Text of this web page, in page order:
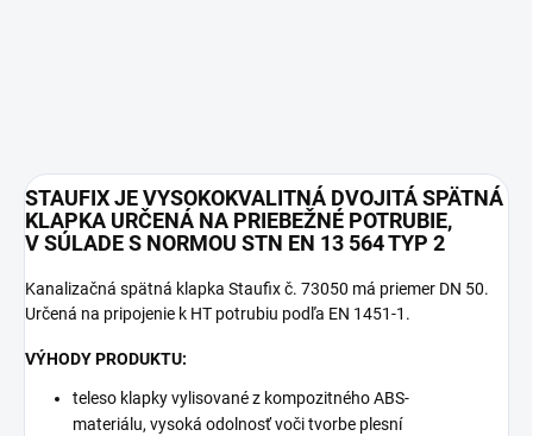
STAUFIX JE VYSOKOKVALITNÁ DVOJITÁ SPÄTNÁ
KLAPKA URČENÁ NA PRIEBEŽNÉ POTRUBIE,
V SÚLADE S NORMOU STN EN 13 564 TYP 2
Kanalizačná spätná klapka Staufix č. 73050 má priemer DN 50.
Určená na pripojenie k HT potrubiu podľa EN 1451-1.
VÝHODY PRODUKTU:
teleso klapky vylisované z kompozitného ABS-
materiálu, vysoká odolnosť voči tvorbe plesní